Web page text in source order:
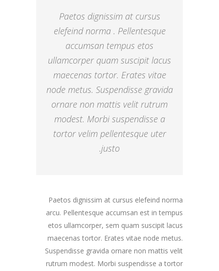
Paetos dignissim at cursus
elefeind norma . Pellentesque
accumsan tempus etos
ullamcorper quam suscipit lacus
maecenas tortor. Erates vitae
node metus. Suspendisse gravida
ornare non mattis velit rutrum
modest. Morbi suspendisse a
tortor velim pellentesque uter
justo.
Paetos dignissim at cursus elefeind norma
arcu. Pellentesque accumsan est in tempus
etos ullamcorper, sem quam suscipit lacus
maecenas tortor. Erates vitae node metus.
Suspendisse gravida ornare non mattis velit
rutrum modest. Morbi suspendisse a tortor